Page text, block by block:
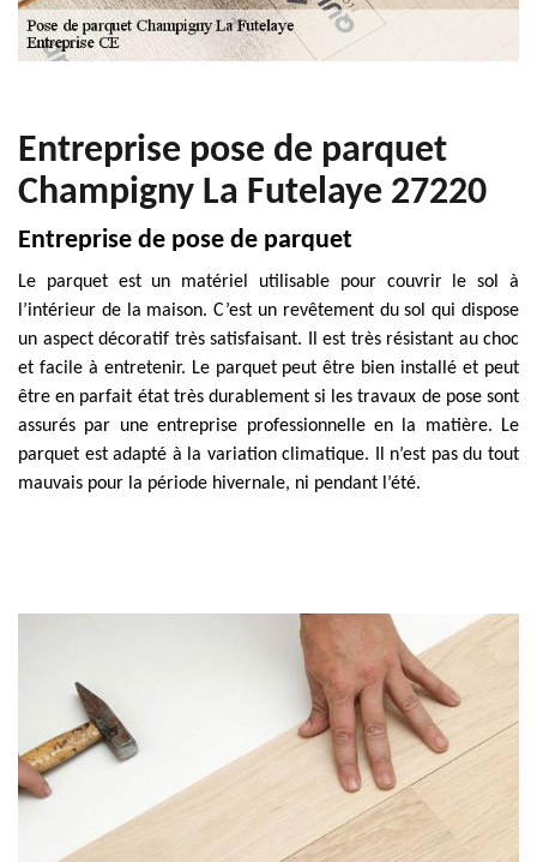
Entreprise pose de parquet
Champigny La Futelaye 27220
Entreprise de pose de parquet
Le parquet est un matériel utilisable pour couvrir le sol à
l’intérieur de la maison. C’est un revêtement du sol qui dispose
un aspect décoratif très satisfaisant. Il est très résistant au choc
et facile à entretenir. Le parquet peut être bien installé et peut
être en parfait état très durablement si les travaux de pose sont
assurés par une entreprise professionnelle en la matière. Le
parquet est adapté à la variation climatique. Il n’est pas du tout
mauvais pour la période hivernale, ni pendant l’été.